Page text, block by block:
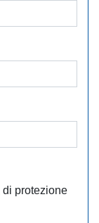
di protezione